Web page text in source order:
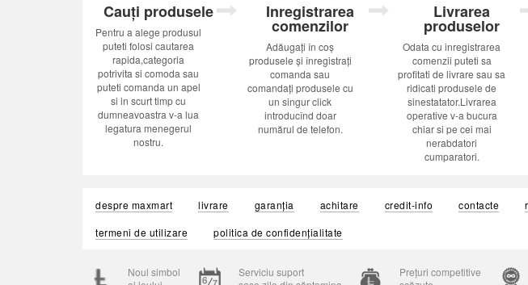
Cauți produsele
Pentru a alege produsul
puteti folosi cautarea
rapida,categoria
potrivita si comoda sau
puteti comanda un apel
si in scurt timp cu
dumneavoastra v-a lua
legatura menegerul
nostru.
Inregistrarea
comenzilor
Adăugați în coș
produsele și înregistrați
comanda sau
comandați produsele cu
un singur click
introducînd doar
numărul de telefon.
Livrarea
produselor
Odata cu inregistrarea
comenzii puteti sa
profitati de livrare sau sa
ridicati produsele de
sinestatator.Livrarea
operative v-a bucura
chiar si pe cei mai
nerabdatori
cumparatori.
despre maxmart livrare garanția achitare credit-info contacte
termeni de utilizare
politica de confidențialitate
Noul simbol
Serviciu suport
Prețuri competitive